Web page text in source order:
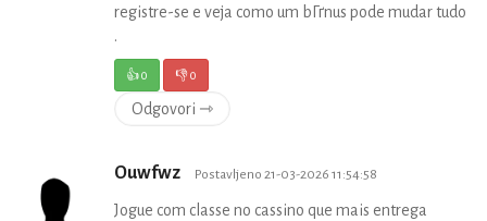
registre-se e veja como um bГґnus pode mudar tudo
.
👍0 👎0
Odgovori ⇾
Ouwfwz Postavljeno 21-03-2026 11:54:58
Jogue com classe no cassino que mais entrega